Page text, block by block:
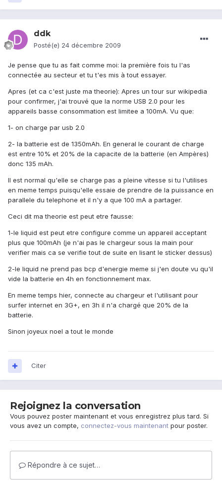
ddk
Posté(e) 24 décembre 2009
Je pense que tu as fait comme moi: la première fois tu l'as
connectée au secteur et tu t'es mis à tout essayer.
Apres (et ca c'est juste ma theorie): Apres un tour sur wikipedia
pour confirmer, j'ai trouvé que la norme USB 2.0 pour les
appareils basse consommation est limitee a 100mA. Vu que:
1- on charge par usb 2.0
2- la batterie est de 1350mAh. En general le courant de charge
est entre 10% et 20% de la capacite de la batterie (en Ampères)
donc 135 mAh.
Il est normal qu'elle se charge pas a pleine vitesse si tu l'utilises
en meme temps puisqu'elle essaie de prendre de la puissance en
parallele du telephone et il n'y a que 100 mA a partager.
Ceci dit ma theorie est peut etre fausse:
1-le liquid est peut etre configure comme un appareil acceptant
plus que 100mAh (je n'ai pas le chargeur sous la main pour
verifier mais ca se verifie tout de suite en lisant le sticker dessus)
2-le liquid ne prend pas bcp d'energie meme si j'en doute vu qu'il
vide la batterie en 4h en fonctionnement max.
En meme temps hier, connecte au chargeur et l'utilisant pour
surfer internet en 3G+, en 3h il n'a chargé que 20% de la
batterie.
Sinon joyeux noel a tout le monde
Citer
Rejoignez la conversation
Vous pouvez poster maintenant et vous enregistrez plus tard. Si
vous avez un compte, connectez-vous maintenant pour poster.
Répondre à ce sujet…